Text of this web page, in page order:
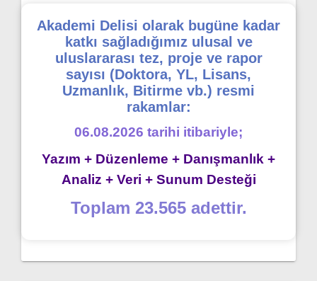
Akademi Delisi olarak bugüne kadar
katkı sağladığımız ulusal ve
uluslararası tez, proje ve rapor
sayısı (Doktora, YL, Lisans,
Uzmanlık, Bitirme vb.) resmi
rakamlar:
06.08.2026 tarihi itibariyle;
Yazım + Düzenleme + Danışmanlık +
Analiz + Veri + Sunum Desteği
Toplam 23.565 adettir.